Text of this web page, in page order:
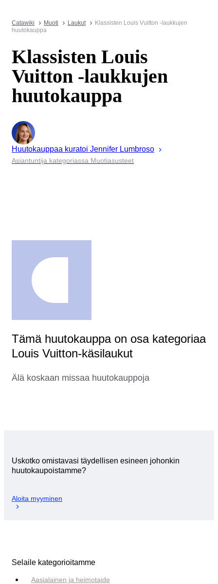
Catawiki Muoti Laukut
Klassisten Louis Vuitton -laukkujen
huutokauppa
Klassisten Louis
Vuitton -laukkujen
huutokauppa
Huutokauppaa kuratoi Jennifer Lumbroso
Asiantuntija kategoriassa Muotiasusteet
Tämä huutokauppa on osa kategoriaa
Louis Vuitton-käsilaukut
Älä koskaan missaa huutokauppoja
Uskotko omistavasi täydellisen esineen johonkin
huutokaupoistamme?
Aloita myyminen
Selaile kategorioitamme
Aasialainen ja heimotaide